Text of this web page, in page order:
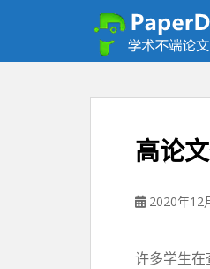
高论
2020年12
许多学生